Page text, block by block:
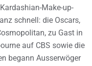
Make-up-
schnell: die Oscars,
zu Gast in
auf CBS sowie die
begann Ausserwöger